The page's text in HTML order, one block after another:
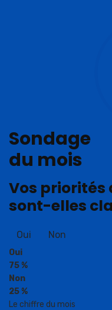
Sondage
du mois
Vos priorités
sont-elles
Oui Non
Oui
75 %
Non
25 %
Le chiffre du mois